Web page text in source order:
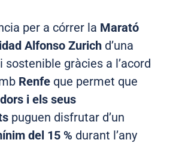
per a córrer la Marató
Alfonso Zurich d’una
gràcies a l’acord
Renfe que permet que
i els seus
puguen disfrutar d’un
del 15 % durant l’any